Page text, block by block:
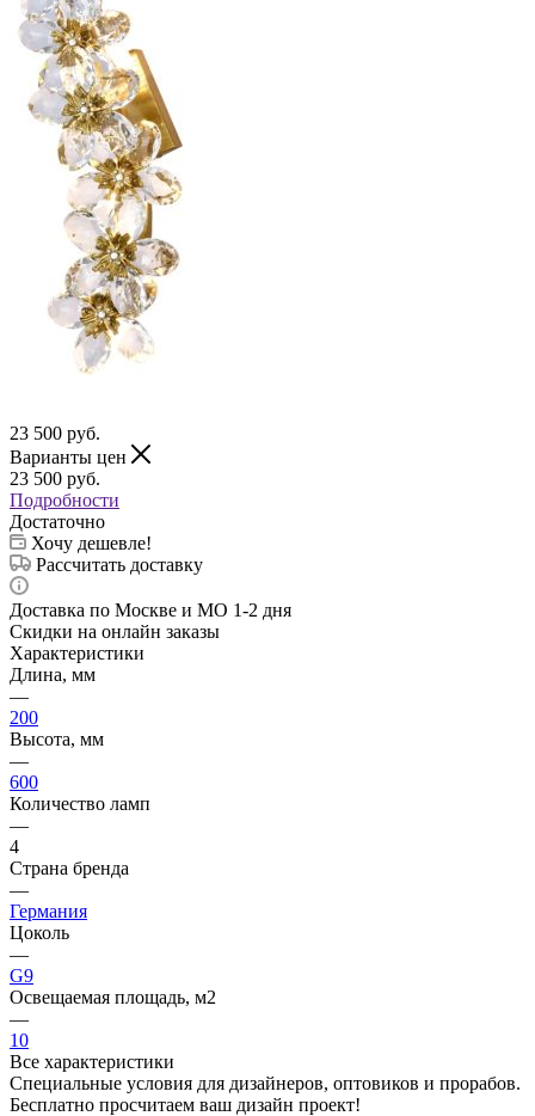
23 500 руб.
Варианты цен
23 500 руб.
Подробности
Достаточно
Хочу дешевле!
Рассчитать доставку
Доставка по Москве и МО 1-2 дня
Скидки на онлайн заказы
Характеристики
Длина, мм
—
200
Высота, мм
—
600
Количество ламп
—
4
Страна бренда
—
Германия
Цоколь
—
G9
Освещаемая площадь, м2
—
10
Все характеристики
Специальные условия для дизайнеров, оптовиков и прорабов.
Бесплатно просчитаем ваш дизайн проект!